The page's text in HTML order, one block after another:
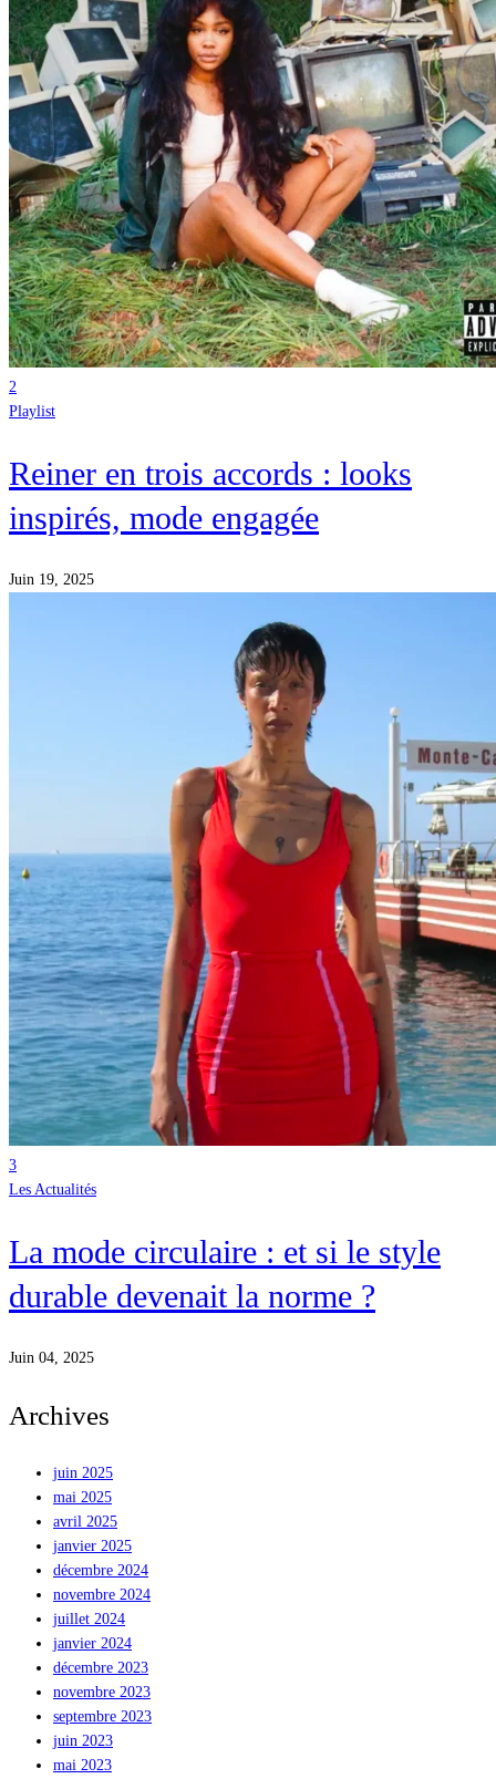
2
Playlist
Reiner en trois accords : looks
inspirés, mode engagée
Juin 19, 2025
3
Les Actualités
La mode circulaire : et si le style
durable devenait la norme ?
Juin 04, 2025
Archives
juin 2025
mai 2025
avril 2025
janvier 2025
décembre 2024
novembre 2024
juillet 2024
janvier 2024
décembre 2023
novembre 2023
septembre 2023
juin 2023
mai 2023